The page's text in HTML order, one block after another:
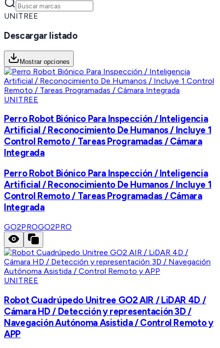
UNITREE
Descargar listado
Mostrar opciones
UNITREE
Perro Robot Biónico Para Inspección / Inteligencia
Artificial / Reconocimiento De Humanos / Incluye 1
Control Remoto / Tareas Programadas / Cámara
Integrada
Perro Robot Biónico Para Inspección / Inteligencia
Artificial / Reconocimiento De Humanos / Incluye 1
Control Remoto / Tareas Programadas / Cámara
Integrada
GO2PROGO2PRO
UNITREE
Robot Cuadrúpedo Unitree GO2 AIR / LiDAR 4D /
Cámara HD / Detección y representación 3D /
Navegación Autónoma Asistida / Control Remoto y
APP